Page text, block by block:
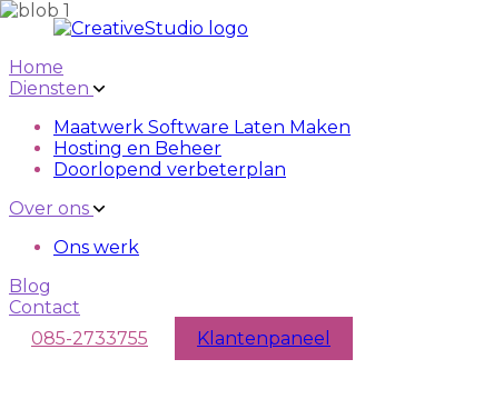
Skip to main content Skip to navigation
Home
Diensten
Maatwerk Software Laten Maken
Hosting en Beheer
Doorlopend verbeterplan
Over ons
Ons werk
Blog
Contact
085-2733755
Klantenpaneel